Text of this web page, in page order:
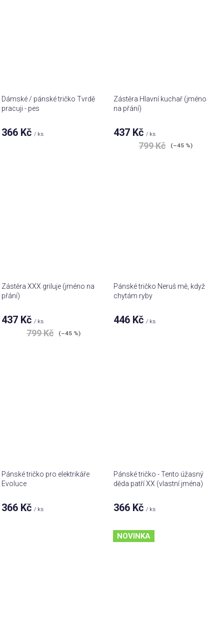
Dámské / pánské tričko Tvrdě
pracuji - pes
366 Kč / ks
Zástěra Hlavní kuchař (jméno
na přání)
437 Kč / ks
799 Kč (–45 %)
Zástěra XXX griluje (jméno na
přání)
437 Kč/ ks
799 Kč (–45 %)
Pánské tričko Neruš mě, když
chytám ryby
446 Kč/ ks
Pánské tričko pro elektrikáře
Evoluce
366 Kč / ks
Pánské tričko - Tento úžasný
děda patří XX (vlastní jména)
366 Kč / ks
NOVINKA